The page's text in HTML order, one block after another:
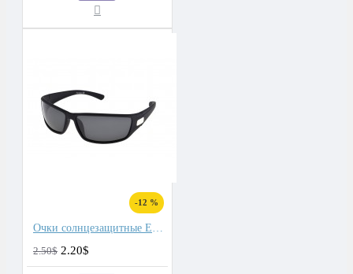
-12 %
Очки солнцезащитные Eagle спортивные
2.50$ 2.20$